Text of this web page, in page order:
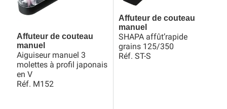
Mentions légales
Mon Compte
Partenaires
Plan du site
Affuteur de couteau
manuel
Aiguiseur manuel 3
molettes à profil japonais
en V
Réf. M152
Affuteur de couteau
manuel
SHAPA affût’rapide
grains 125/350
Réf. ST-S